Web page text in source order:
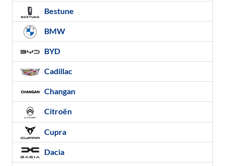
Bestune
BMW
BYD
Cadillac
Changan
Citroën
Cupra
Dacia